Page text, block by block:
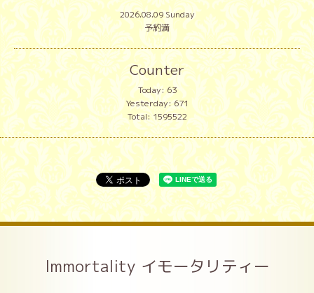
2026.08.09 Sunday
予約満
Counter
Today: 63
Yesterday:671
Total:1595522
Immortality イモータリティー